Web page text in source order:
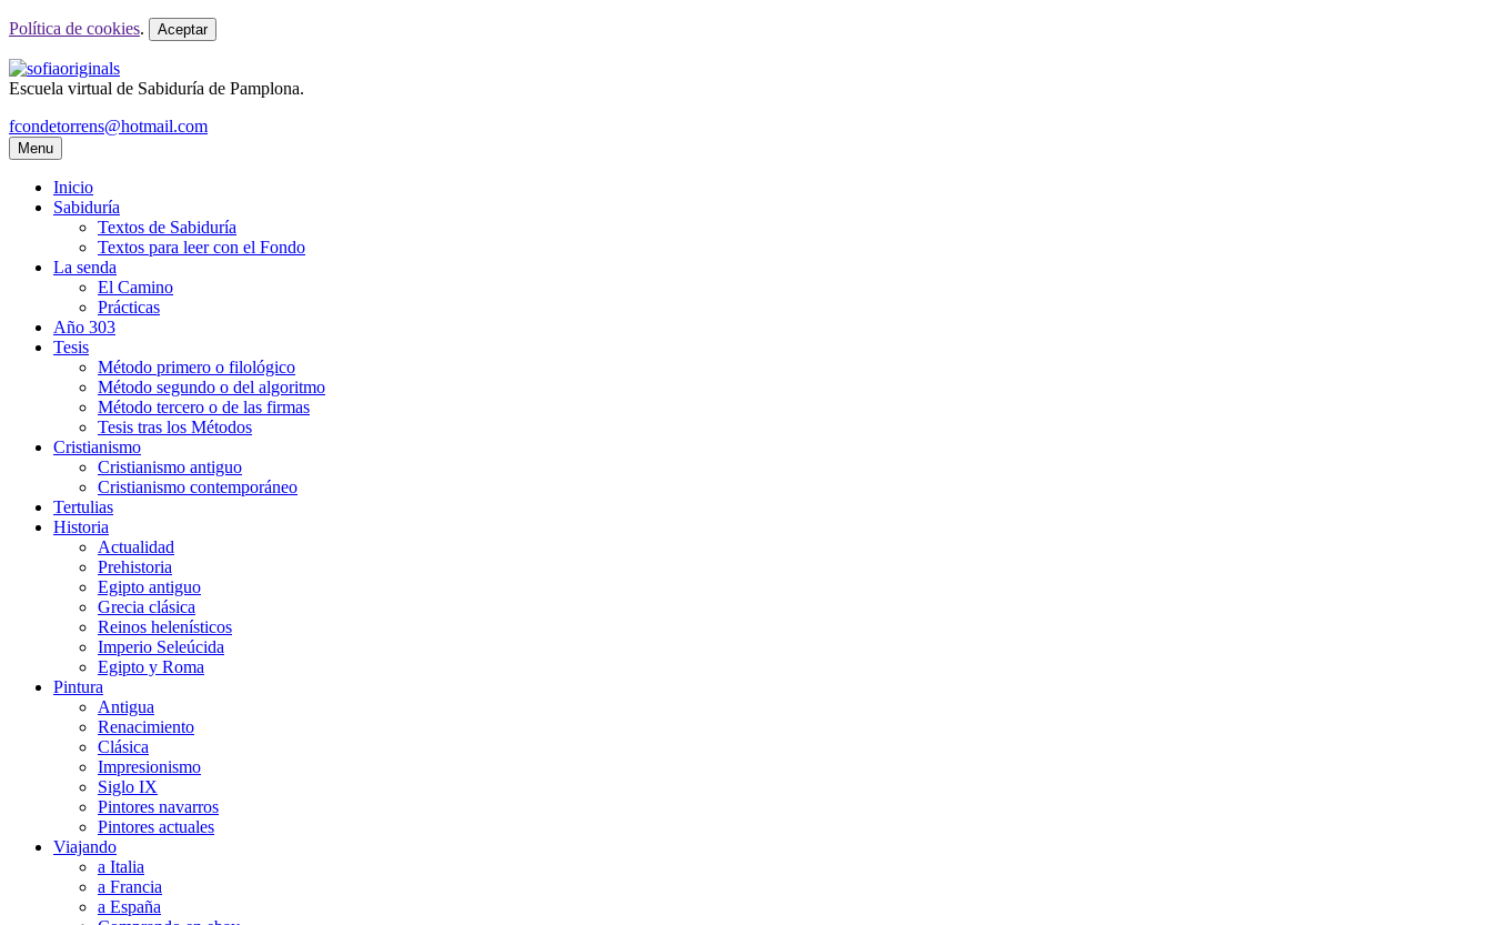
Política de cookies. Aceptar
Escuela virtual de Sabiduría de Pamplona.
fcondetorrens@hotmail.com
Menu
Inicio
Sabiduría
Textos de Sabiduría
Textos para leer con el Fondo
La senda
El Camino
Prácticas
Año 303
Tesis
Método primero o filológico
Método segundo o del algoritmo
Método tercero o de las firmas
Tesis tras los Métodos
Cristianismo
Cristianismo antiguo
Cristianismo contemporáneo
Tertulias
Historia
Actualidad
Prehistoria
Egipto antiguo
Grecia clásica
Reinos helenísticos
Imperio Seleúcida
Egipto y Roma
Pintura
Antigua
Renacimiento
Clásica
Impresionismo
Siglo IX
Pintores navarros
Pintores actuales
Viajando
a Italia
a Francia
a España